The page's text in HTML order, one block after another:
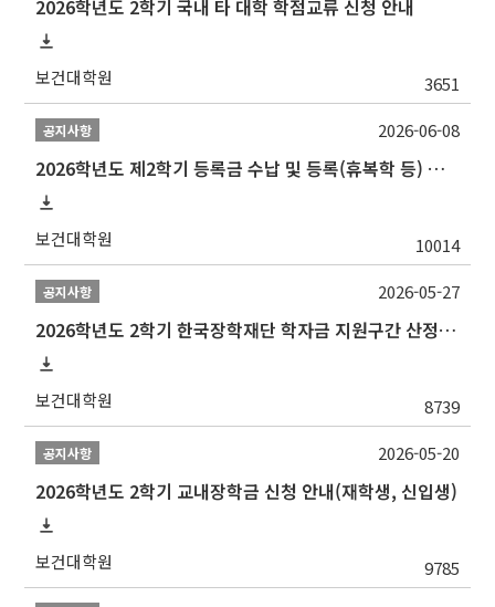
2026학년도 2학기 국내 타 대학 학점교류 신청 안내
보건대학원 3651
공지사항
2026학년도 제2학기 등록금 수납 및 등록(휴복학 등) 일정 안내
보건대학원 10014
2026-06-08
공지사항
2026학년도 2학기 한국장학재단 학자금 지원구간 산정 신청 안내
보건대학원 8739
2026-05-27
공지사항
2026학년도 2학기 교내장학금 신청 안내(재학생, 신입생)
보건대학원 9785
2026-05-20